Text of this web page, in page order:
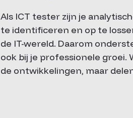
Als ICT tester zijn je
te identificeren en op te
de IT-wereld. Daarom
ook bij je professionele groei.
de ontwikkelingen, maar